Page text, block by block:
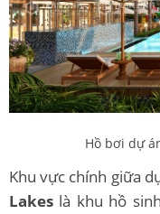
Hồ bơi dự
Khu vực chính giữa
Lakes là khu hồ